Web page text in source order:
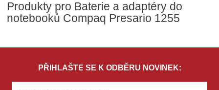
Produkty pro Baterie a adaptéry do
notebooků Compaq Presario 1255
PŘIHLAŠTE SE K ODBĚRU NOVINEK: